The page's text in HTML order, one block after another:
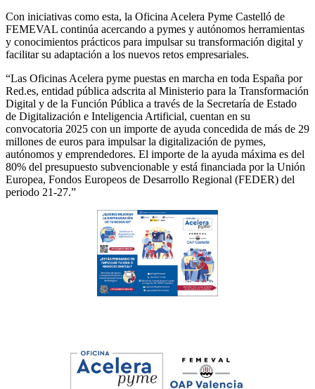
Con iniciativas como esta, la Oficina Acelera Pyme Castelló de
FEMEVAL continúa acercando a pymes y autónomos herramientas
y conocimientos prácticos para impulsar su transformación digital y
facilitar su adaptación a los nuevos retos empresariales.
“Las Oficinas Acelera pyme puestas en marcha en toda España por
Red.es, entidad pública adscrita al Ministerio para la Transformación
Digital y de la Función Pública a través de la Secretaría de Estado
de Digitalización e Inteligencia Artificial, cuentan en su
convocatoria 2025 con un importe de ayuda concedida de más de 29
millones de euros para impulsar la digitalización de pymes,
autónomos y emprendedores. El importe de la ayuda máxima es del
80% del presupuesto subvencionable y está financiada por la Unión
Europea, Fondos Europeos de Desarrollo Regional (FEDER) del
periodo 21-27.”